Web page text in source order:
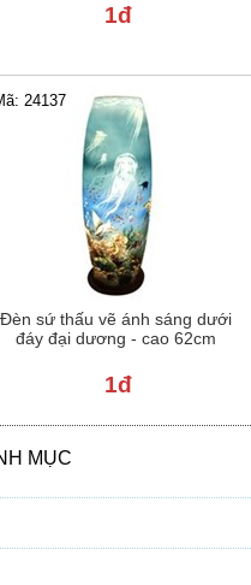
1đ
Đèn sứ thấu vẽ ánh sáng dưới
đáy đại dương - cao 62cm
24137
1đ
MỤC